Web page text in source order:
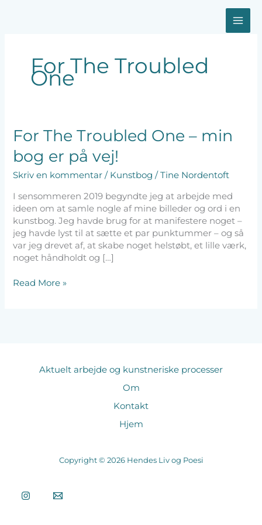
For The Troubled
One
For The Troubled One – min
bog er på vej!
Skriv en kommentar / Kunstbog /Tine Nordentoft
I sensommeren 2019 begyndte jeg at arbejde med
ideen om at samle nogle af mine billeder og ord i en
kunstbog. Jeg havde brug for at manifestere noget –
jeg havde lyst til at sætte et par punktummer – og så
var jeg drevet af, at skabe noget helstøbt, et lille værk,
noget håndholdt og […]
For
The
Troubled
–
min
bog
er
på
vej!
Read More »
Aktuelt arbejde og kunstneriske processer
Om
Kontakt
Hjem
Copyright © 2026 Hendes Liv og Poesi